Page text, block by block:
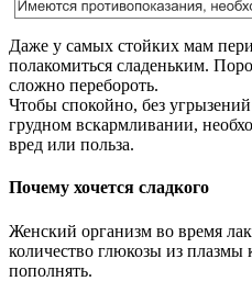
Даже у самых стойких мам
полакомиться сладеньким.
сложно перебороть.
Чтобы спокойно, без
грудном вскармливании,
вред или польза.
Почему хочется сладкого
Женский организм во время
количество глюкозы из плазмы
пополнять.